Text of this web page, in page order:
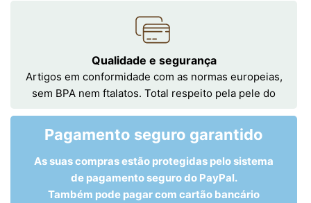
Qualidade e segurança
Artigos em conformidade com as normas europeias,
sem BPA nem ftalatos. Total respeito pela pele do
Pagamento seguro garantido
As suas compras estão protegidas pelo sistema
de pagamento seguro do PayPal.
Também pode pagar com cartão bancário